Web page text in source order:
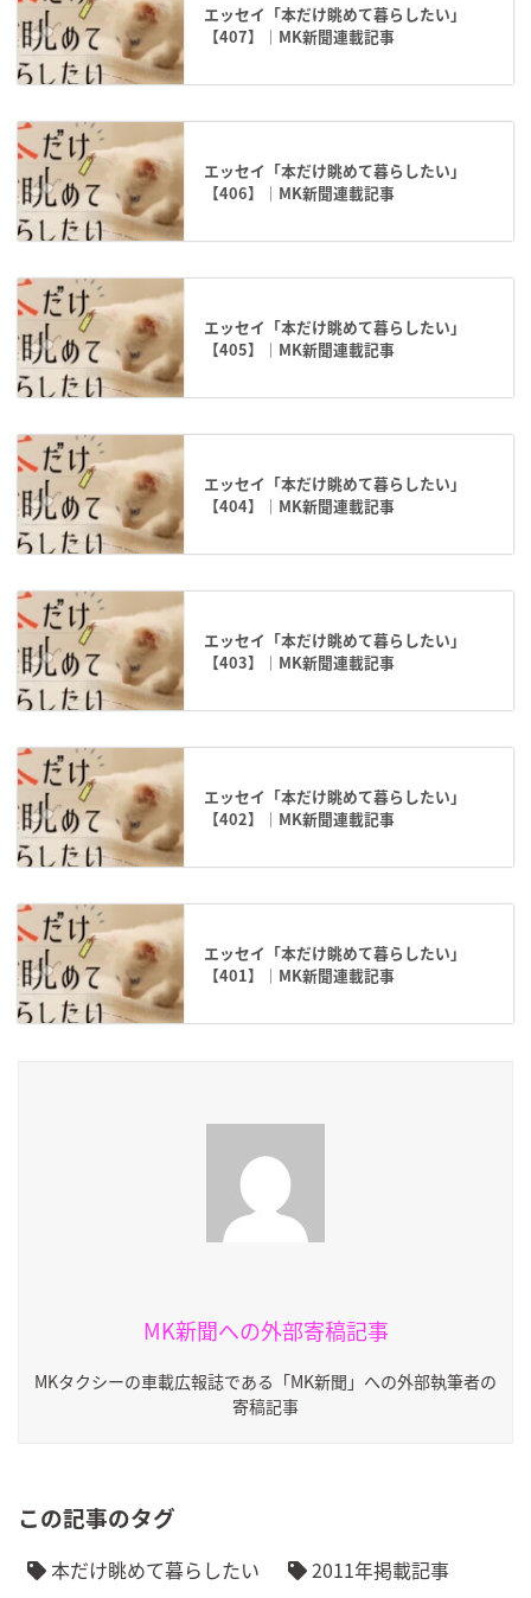
エッセイ「本だけ眺めて暮らしたい」
【407】｜MK新聞連載記事
エッセイ「本だけ眺めて暮らしたい」
【406】｜MK新聞連載記事
エッセイ「本だけ眺めて暮らしたい」
【405】｜MK新聞連載記事
エッセイ「本だけ眺めて暮らしたい」
【404】｜MK新聞連載記事
エッセイ「本だけ眺めて暮らしたい」
【403】｜MK新聞連載記事
エッセイ「本だけ眺めて暮らしたい」
【402】｜MK新聞連載記事
エッセイ「本だけ眺めて暮らしたい」
【401】｜MK新聞連載記事
MK新聞への外部寄稿記事
MKタクシーの車載広報誌である「MK新聞」への外部執筆者の
寄稿記事
この記事のタグ
本だけ眺めて暮らしたい 2011年掲載記事